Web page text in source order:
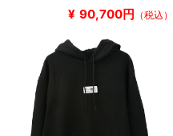
¥ 90,700円 （税込）